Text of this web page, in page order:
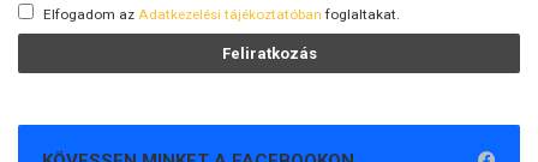
Elfogadom az Adatkezelési tájékoztatóban foglaltakat.